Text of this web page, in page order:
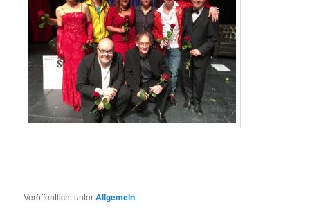
Veröffentlicht unterAllgemein